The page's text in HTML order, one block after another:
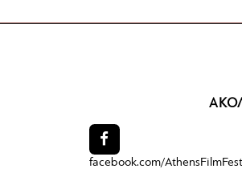
facebook.com/